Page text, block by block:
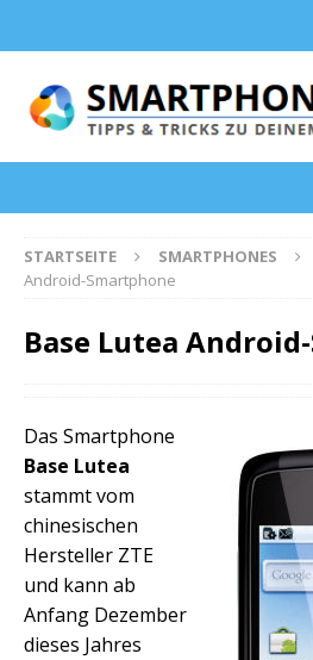
STARTSEITE SMARTPHONES
Android-Smartphone
Base Lutea
Das Smartphone
Base Lutea
stammt vom
chinesischen
Hersteller ZTE
und kann ab
Anfang Dezember
dieses Jahres